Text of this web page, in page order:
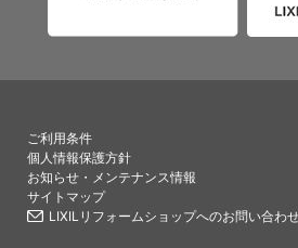
ご利用条件
個人情報保護方針
お知らせ・メンテナンス情報
サイトマップ
LIXILリフォームショップへのお問い合わ